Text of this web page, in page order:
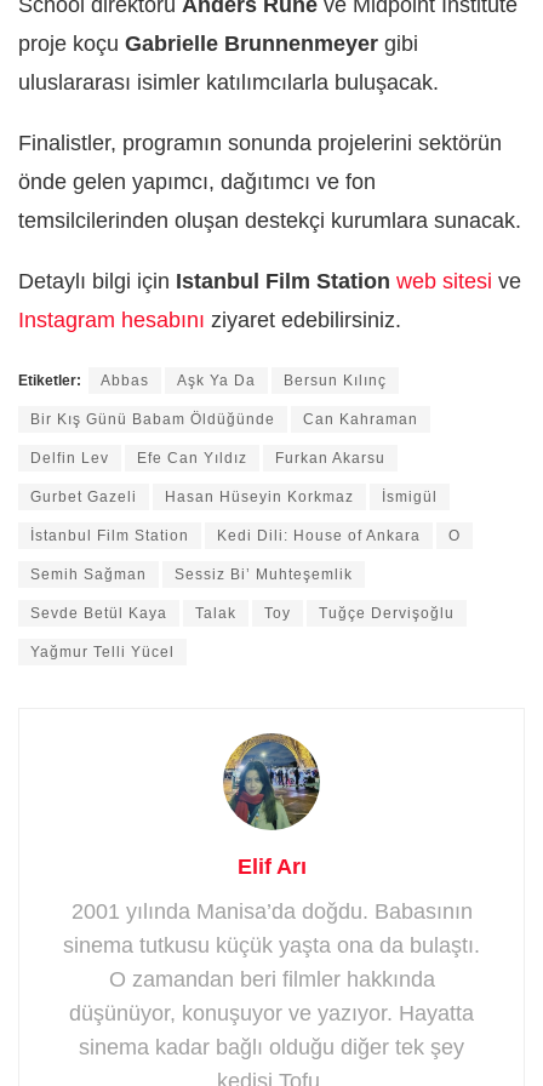
proje koçu Gabrielle Brunnenmeyer gibi
uluslararası isimler katılımcılarla buluşacak.
Finalistler, programın sonunda projelerini sektörün
önde gelen yapımcı, dağıtımcı ve fon
temsilcilerinden oluşan destekçi kurumlara sunacak.
Detaylı bilgi için Istanbul Film Station web sitesi ve
Instagram hesabını ziyaret edebilirsiniz.
Etiketler: Abbas Aşk Ya Da Bersun Kılınç
Bir Kış Günü Babam Öldüğünde Can Kahraman
Delfin Lev Efe Can Yıldız Furkan Akarsu
Gurbet Gazeli Hasan Hüseyin Korkmaz İsmigül
İstanbul Film Station Kedi Dili: House of Ankara O
Semih Sağman Sessiz Bi’ Muhteşemlik
Sevde Betül Kaya Talak Toy Tuğçe Dervişoğlu
Yağmur Telli Yücel
Elif Arı
2001 yılında Manisa’da doğdu. Babasının
sinema tutkusu küçük yaşta ona da bulaştı.
O zamandan beri filmler hakkında
düşünüyor, konuşuyor ve yazıyor. Hayatta
sinema kadar bağlı olduğu diğer tek şey
kedisi Tofu.